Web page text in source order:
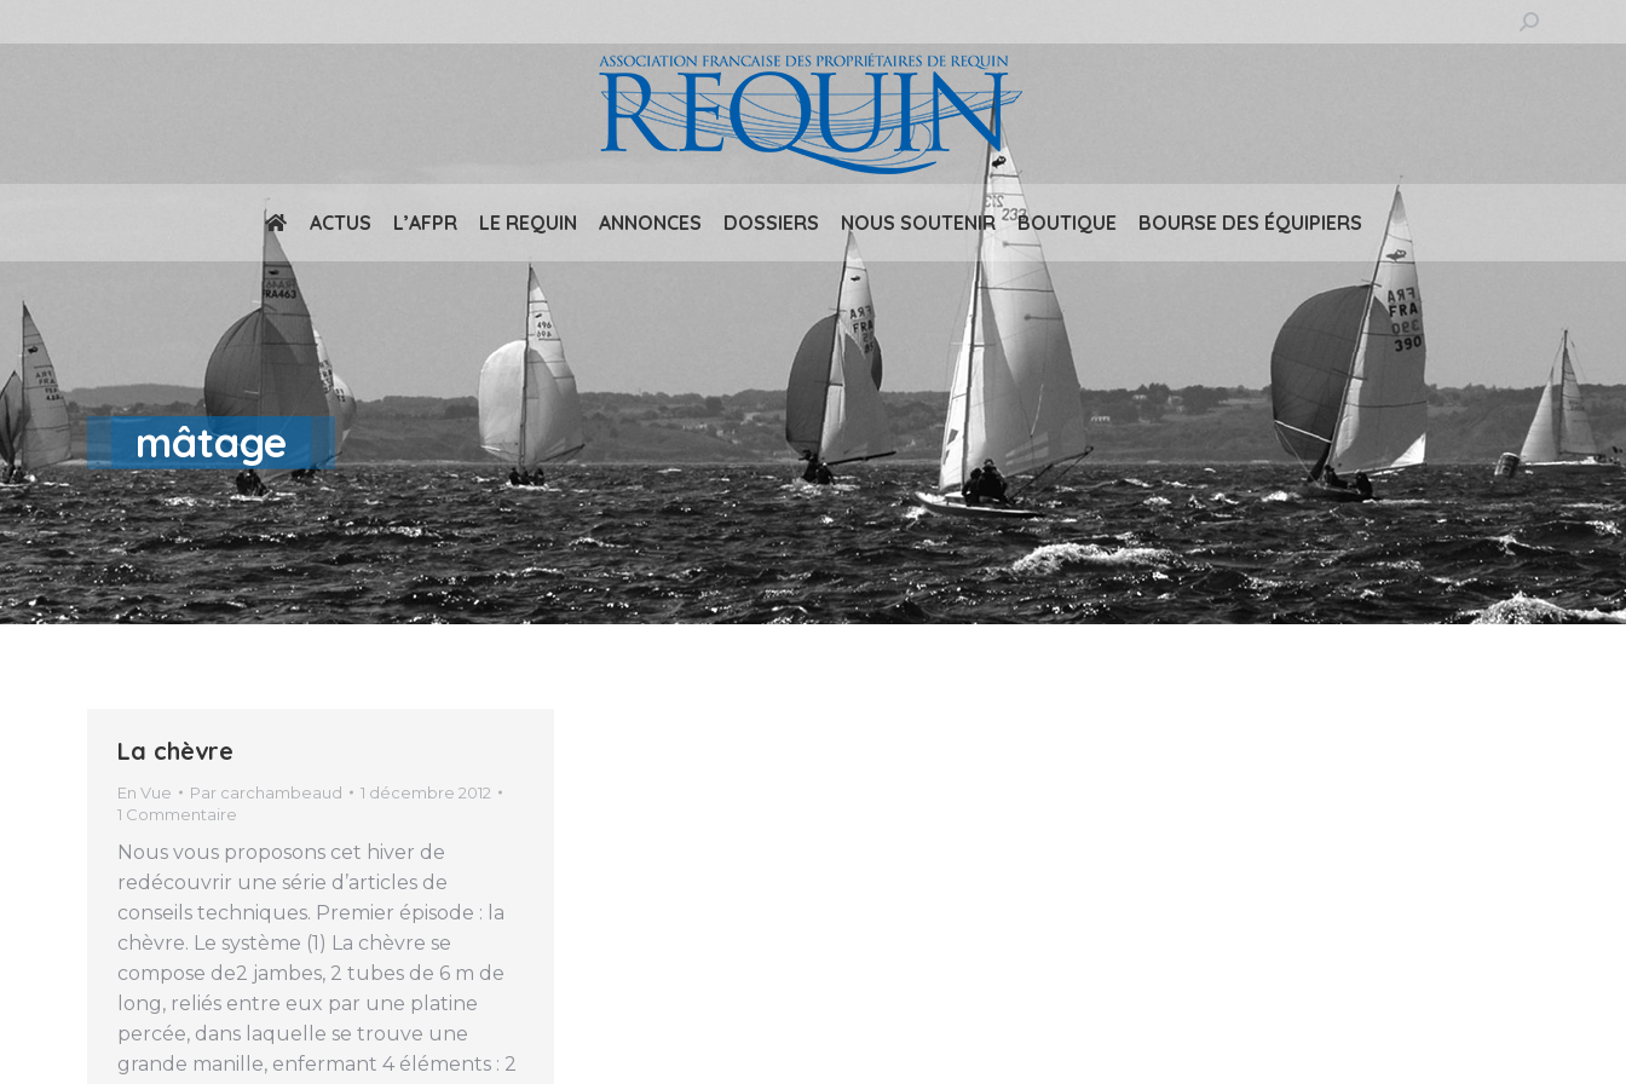
Recherche
:
ACTUS L’AFPR LE REQUIN ANNONCES DOSSIERS NOUS SOUTENIR BOUTIQUE BOURSE DES ÉQUIPIERS
mâtage
La chèvre
En Vue Par carchambeaud
1 décembre 2012
1 Commentaire
Nous vous proposons cet hiver de
redécouvrir une série d’articles de
conseils techniques. Premier épisode : la
chèvre. Le système (1) La chèvre se
compose de2 jambes, 2 tubes de 6 m de
long, reliés entre eux par une platine
percée, dans laquelle se trouve une
grande manille, enfermant 4 éléments : 2